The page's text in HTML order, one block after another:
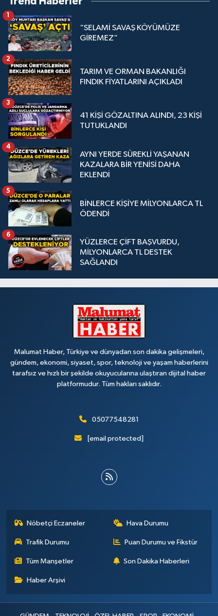
“SELAMİ SAVAŞ KÖYÜMÜZE
GİREMEZ”
1
TARIM VE ORMAN BAKANLIĞI
FINDIK FİYATLARINI AÇIKLADI
2
41 KİŞİ GÖZALTINA ALINDI, 23 KİŞİ
TUTUKLANDI
3
AYNI YERDE SÜREKLİ YAŞANAN
KAZALARA BİR YENİSİ DAHA
EKLENDİ
4
BİNLERCE KİŞİYE MİLYONLARCA TL
ÖDENDİ
5
YÜZLERCE ÇİFT BAŞVURDU,
MİLYONLARCA TL DESTEK
SAĞLANDI
6
Malumat Haber, Türkiye ve dünyadan son dakika gelişmeleri,
gündem, ekonomi, siyaset, spor, teknoloji ve yaşam haberlerini
tarafsız ve hızlı bir şekilde okuyucularına ulaştıran dijital haber
platformudur. Tüm hakları saklıdır.
05077548281
[email protected]
Nöbetçi Eczaneler Hava Durumu
Trafik Durumu Puan Durumu ve Fikstür
Tüm Manşetler Son Dakika Haberleri
Haber Arşivi